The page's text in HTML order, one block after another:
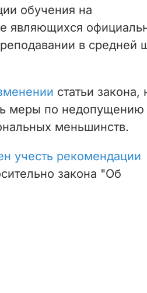
обучения на
являющихся
в средней
статьи закона,
меры по недопущению
меньшинств.
учесть рекомендации
закона "Об